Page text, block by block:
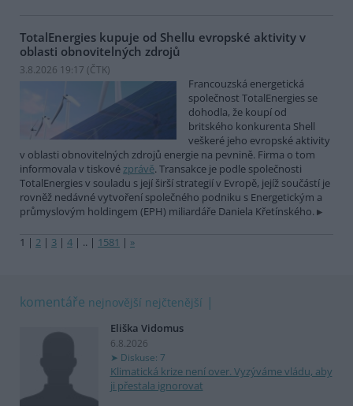
TotalEnergies kupuje od Shellu evropské aktivity v
oblasti obnovitelných zdrojů
3.8.2026 19:17 (ČTK)
Francouzská energetická
společnost TotalEnergies se
dohodla, že koupí od
britského konkurenta Shell
veškeré jeho evropské aktivity
v oblasti obnovitelných zdrojů energie na pevnině. Firma o tom
informovala v tiskovézprávě. Transakce je podle společnosti
TotalEnergies v souladu s její širší strategií v Evropě, jejíž součástí je
rovněž nedávné vytvoření společného podniku s Energetickým a
průmyslovým holdingem (EPH) miliardáře Daniela Křetínského.
1 | 2 | 3 | 4 | .. | 1581 | »
komentáře nejnovější nejčtenější
Eliška Vidomus
6.8.2026
Diskuse: 7
Klimatická krize není over. Vyzýváme vládu, aby
ji přestala ignorovat